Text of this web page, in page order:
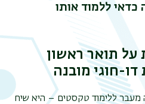
כדאי ללמוד אותו
על תואר ראשון
דו-חוגי מובנה
מעבר ללימוד טקסטים – היא שיח